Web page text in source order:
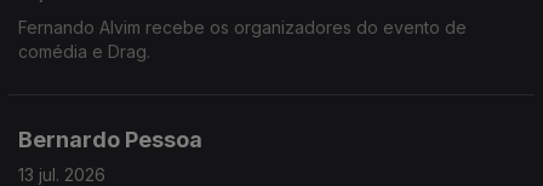
Fernando Alvim recebe os organizadores do evento de
comédia e Drag.
Bernardo Pessoa
13 jul. 2026